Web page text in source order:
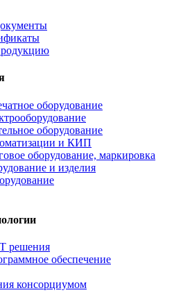
оборудование
оборудование
и КИП
оборудование, маркировка
и изделия
решения
обеспечение
консорциумом